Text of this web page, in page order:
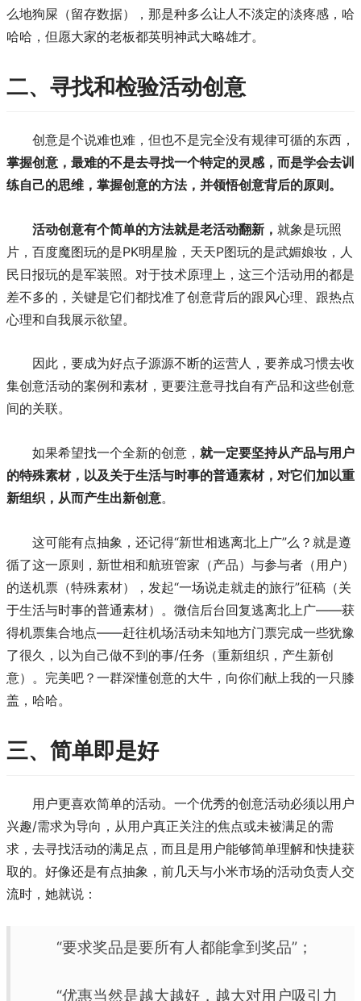
么地狗屎（留存数据），那是种多么让人不淡定的淡疼感，哈
哈哈，但愿大家的老板都英明神武大略雄才。
二、寻找和检验活动创意
创意是个说难也难，但也不是完全没有规律可循的东西，
掌握创意，最难的不是去寻找一个特定的灵感，而是学会去训
练自己的思维，掌握创意的方法，并领悟创意背后的原则。
活动创意有个简单的方法就是老活动翻新， 就象是玩照
片，百度魔图玩的是PK明星脸，天天P图玩的是武媚娘妆，人
民日报玩的是军装照。对于技术原理上，这三个活动用的都是
差不多的，关键是它们都找准了创意背后的跟风心理、跟热点
心理和自我展示欲望。
因此，要成为好点子源源不断的运营人，要养成习惯去收
集创意活动的案例和素材，更要注意寻找自有产品和这些创意
间的关联。
如果希望找一个全新的创意， 就一定要坚持从产品与用户
的特殊素材，以及关于生活与时事的普通素材， 对它们加以重
新组织，从而产生出新创意。
这可能有点抽象，还记得“新世相逃离北上广”么？就是遵
循了这一原则，新世相和航班管家（产品）与参与者（用户）
的送机票（特殊素材），发起“一场说走就走的旅行”征稿（关
于生活与时事的普通素材）。微信后台回复逃离北上广——获
得机票集合地点——赶往机场活动未知地方门票完成一些犹豫
了很久，以为自己做不到的事/任务（重新组织，产生新创
意）。完美吧？一群深懂创意的大牛，向你们献上我的一只膝
盖，哈哈。
三、简单即是好
用户更喜欢简单的活动。一个优秀的创意活动必须以用户
兴趣/需求为导向，从用户真正关注的焦点或未被满足的需
求，去寻找活动的满足点，而且是用户能够简单理解和快捷获
取的。好像还是有点抽象，前几天与小米市场的活动负责人交
流时，她就说：
“要求奖品是要所有人都能拿到奖品”；
“优惠当然是越大越好，越大对用户吸引力